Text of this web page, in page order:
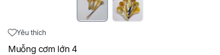
Yêu thích
Muỗng cơm lớn 4